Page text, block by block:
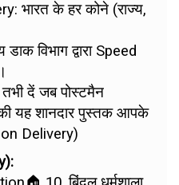
भारत के हर कोने (राज्य,
विभाग द्वारा Speed
दें जब पोस्टमैन
यह शानदार पुस्तक आपके
Delivery)